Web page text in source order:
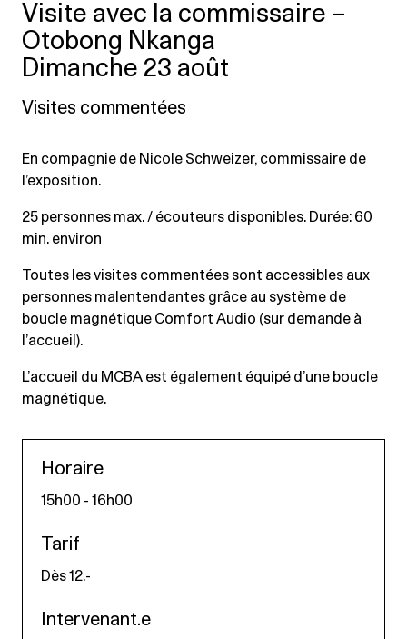
Visite avec la commissaire –
Otobong Nkanga
Dimanche 23 août
Visites commentées
En compagnie de Nicole Schweizer, commissaire de
l’exposition.
25 personnes max. / écouteurs disponibles. Durée: 60
min. environ
Toutes les visites commentées sont accessibles aux
personnes malentendantes grâce au système de
boucle magnétique Comfort Audio (sur demande à
l’accueil).
L’accueil du MCBA est également équipé d’une boucle
magnétique.
Horaire
15h00 - 16h00
Tarif
Dès 12.-
Intervenant.e